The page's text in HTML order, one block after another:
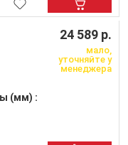
(мм) :
24 589 р.
мало,
уточняйте у
менеджера